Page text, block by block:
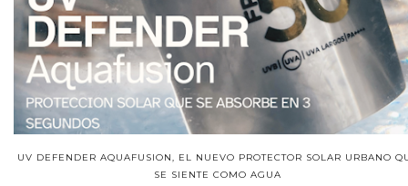
UV DEFENDER AQUAFUSION, EL NUEVO PROTECTOR SOLAR URBANO
SE SIENTE COMO AGUA